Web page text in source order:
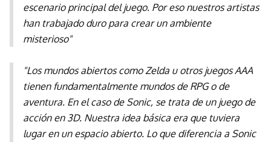
escenario principal del juego. Por eso nuestros artistas
han trabajado duro para crear un ambiente
misterioso"
"Los mundos abiertos como Zelda u otros juegos AAA
tienen fundamentalmente mundos de RPG o de
aventura. En el caso de Sonic, se trata de un juego de
acción en 3D. Nuestra idea básica era que tuviera
lugar en un espacio abierto. Lo que diferencia a Sonic